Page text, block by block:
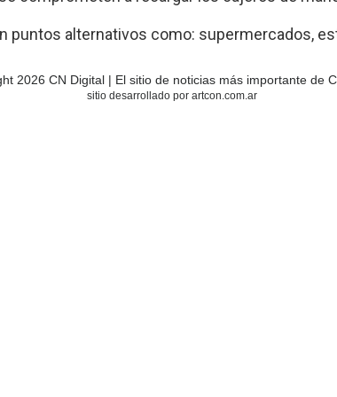
alternativos como: supermercados,
2026 CN Digital | El sitio de noticias más importante de
sitio desarrollado por artcon.com.ar